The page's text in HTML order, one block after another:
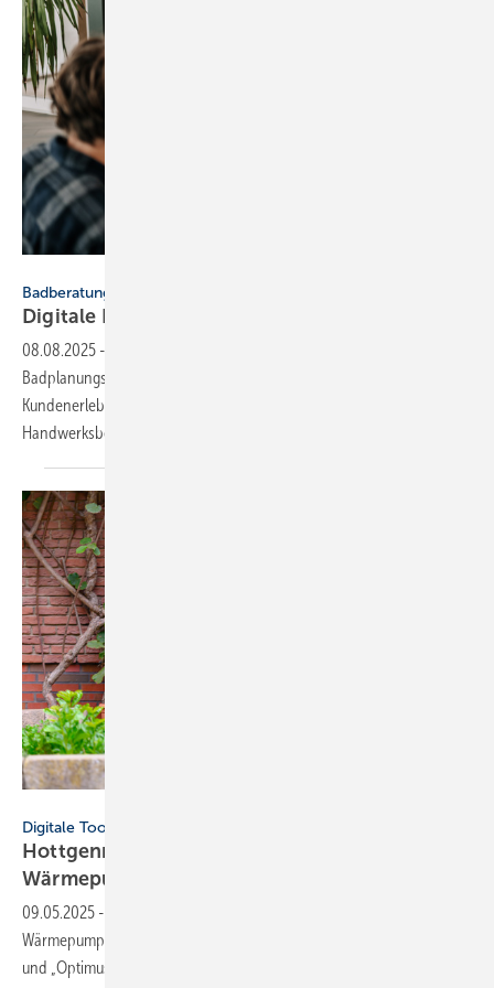
Badberatung
Digitale Bad­pla­nung im
08.08.2025 -
Badplanungsprozesse mit Palette CAD und bietet so ein einheitliches
Kundenerlebnis und einen effizienten Prozess für
Handwerksbetriebe.
Digitale Tools
Hottgenroth Software: neu­er
Wär­me­pum­pen-Be­ra­ter
09.05.2025 -
Wärmepumpen-Beratung für die Software-Lösungen „Energieberater“
und „Optimus“ veröffentlicht.